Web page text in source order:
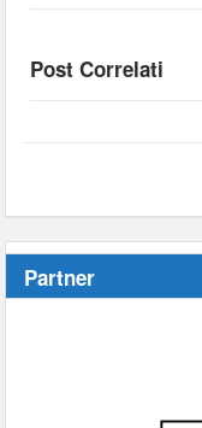
Post Correlati
Partner